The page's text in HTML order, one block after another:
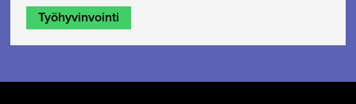
Työhyvinvointi